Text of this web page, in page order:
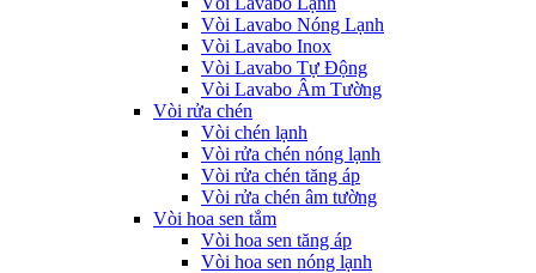
Vòi Lavabo Nóng Lạnh
Vòi Lavabo Inox
Vòi Lavabo Tự Động
Vòi Lavabo Âm Tường
Vòi rửa chén
Vòi chén lạnh
Vòi rửa chén nóng lạnh
Vòi rửa chén tăng áp
Vòi rửa chén âm tường
Vòi hoa sen tắm
Vòi hoa sen tăng áp
Vòi hoa sen nóng lạnh